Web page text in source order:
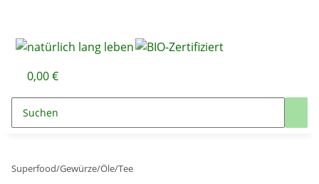
0,00 €
Superfood/Gewürze/Öle/Tee